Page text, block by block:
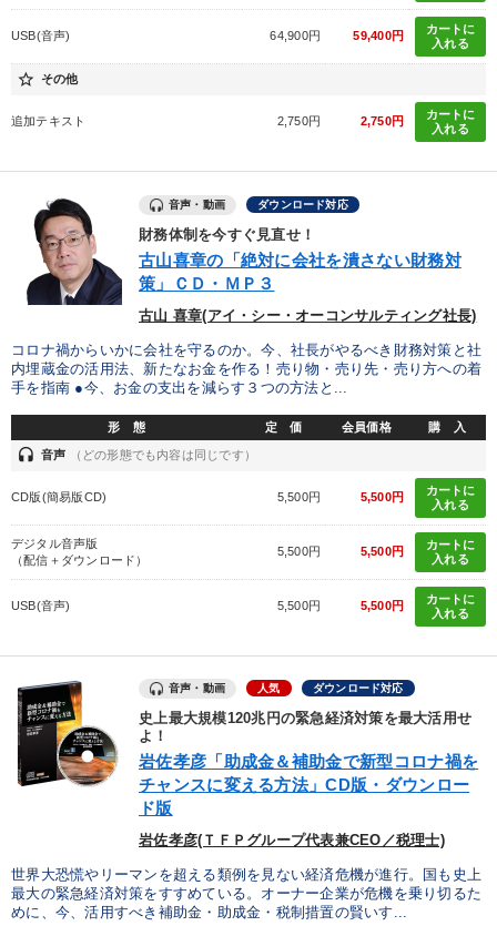
USB(音声) 64,900円 59,400円
カートに
入れる
star_border その他
追加テキスト 2,750円 2,750円
カートに
入れる
音声・動画 ダウンロード対応
財務体制を今すぐ見直せ！
古山喜章の「絶対に会社を潰さない財務対
策」ＣＤ・ＭＰ３
古山 喜章(アイ・シー・オーコンサルティング社長)
コロナ禍からいかに会社を守るのか。今、社長がやるべき財務対策と社
内埋蔵金の活用法、新たなお金を作る！売り物・売り先・売り方への着
手を指南 ●今、お金の支出を減らす３つの方法と...
形 態 定 価 会員価格 購 入
headset 音声 （どの形態でも内容は同じです）
CD版(簡易版CD) 5,500円 5,500円
カートに
入れる
デジタル音声版
（配信＋ダウンロード）
5,500円 5,500円
カートに
入れる
USB(音声) 5,500円 5,500円
カートに
入れる
音声・動画 人気 ダウンロード対応
史上最大規模120兆円の緊急経済対策を最大活用せ
よ！
岩佐孝彦「助成金＆補助金で新型コロナ禍を
チャンスに変える方法」CD版・ダウンロー
ド版
岩佐孝彦(ＴＦＰグループ代表兼CEO／税理士)
世界大恐慌やリーマンを超える類例を見ない経済危機が進行。国も史上
最大の緊急経済対策をすすめている。オーナー企業が危機を乗り切るた
めに、今、活用すべき補助金・助成金・税制措置の賢いす...